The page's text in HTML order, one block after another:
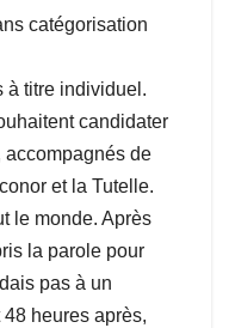
catégorisation
à titre individuel.
candidater
accompagnés de
et la Tutelle.
le monde. Après
la parole pour
pas à un
heures après,